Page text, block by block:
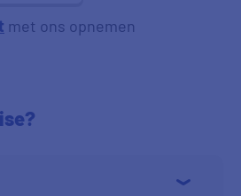
met ons opnemen